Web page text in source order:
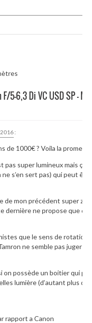
5-6,3 Di VC USD SP –
:
de 1000€ ? Voila la
pas super lumineux mais
s’en sert pas) qui peut
de mon précédent super
ne propose que
que le sens de rotation
ne semble pas juger
on possède un boitier qui
lumière (d’autant plus
rapport a Canon